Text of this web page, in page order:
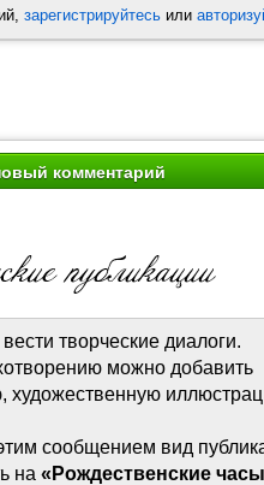
зарегистрируйтесь или
творческие диалоги.
можно добавить
художественную
сообщением вид
на «Рождественские